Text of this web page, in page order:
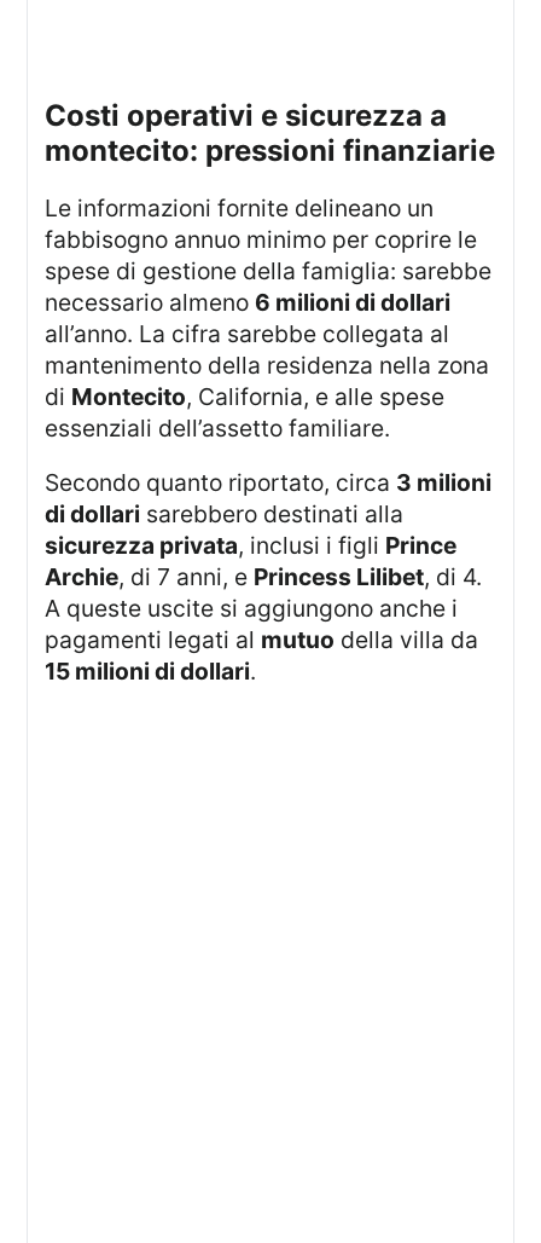
costi operativi e sicurezza a
montecito: pressioni finanziarie
Le informazioni fornite delineano un
fabbisogno annuo minimo per coprire le
spese di gestione della famiglia: sarebbe
necessario almeno 6 milioni di dollari
all’anno. La cifra sarebbe collegata al
mantenimento della residenza nella zona
di Montecito, California, e alle spese
essenziali dell’assetto familiare.
Secondo quanto riportato, circa 3 milioni
di dollari sarebbero destinati alla
sicurezza privata, inclusi i figli Prince
Archie, di 7 anni, e Princess Lilibet, di 4.
A queste uscite si aggiungono anche i
pagamenti legati al mutuo della villa da
15 milioni di dollari.